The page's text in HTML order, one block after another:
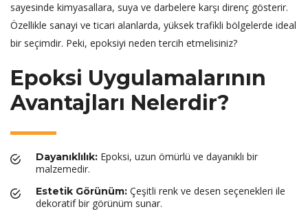
sayesinde kimyasallara, suya ve darbelere karşı direnç gösterir.
Özellikle sanayi ve ticari alanlarda, yüksek trafikli bölgelerde ideal
bir seçimdir. Peki, epoksiyi neden tercih etmelisiniz?
Epoksi Uygulamalarının
Avantajları Nelerdir?
Dayanıklılık: Epoksi, uzun ömürlü ve dayanıklı bir
malzemedir.
Estetik Görünüm: Çeşitli renk ve desen seçenekleri ile
dekoratif bir görünüm sunar.